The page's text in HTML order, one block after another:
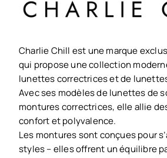
Charlie Chill est une marque
qui propose une collection
lunettes correctrices et de
Avec ses modèles de lunettes de
montures correctrices, elle allie
confort et polyvalence.
Les montures sont conçues pour
styles – elles offrent un équilibre